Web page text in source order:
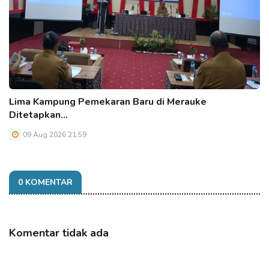
Lima Kampung Pemekaran Baru di Merauke
Ditetapkan…
09 Aug 2026 21:59
0 KOMENTAR
Komentar tidak ada